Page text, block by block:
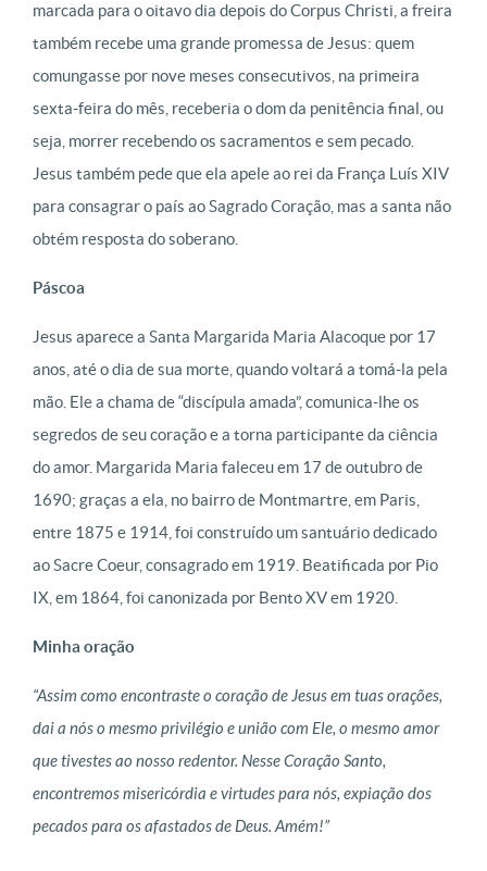
marcada para o oitavo dia depois do Corpus Christi, a freira
também recebe uma grande promessa de Jesus: quem
comungasse por nove meses consecutivos, na primeira
sexta-feira do mês, receberia o dom da penitência final, ou
seja, morrer recebendo os sacramentos e sem pecado.
Jesus também pede que ela apele ao rei da França Luís XIV
para consagrar o país ao Sagrado Coração, mas a santa não
obtém resposta do soberano.
Páscoa
Jesus aparece a Santa Margarida Maria Alacoque por 17
anos, até o dia de sua morte, quando voltará a tomá-la pela
mão. Ele a chama de “discípula amada”, comunica-lhe os
segredos de seu coração e a torna participante da ciência
do amor. Margarida Maria faleceu em 17 de outubro de
1690; graças a ela, no bairro de Montmartre, em Paris,
entre 1875 e 1914, foi construído um santuário dedicado
ao Sacre Coeur, consagrado em 1919. Beatificada por Pio
IX, em 1864, foi canonizada por Bento XV em 1920.
Minha oração
“Assim como encontraste o coração de Jesus em tuas orações,
dai a nós o mesmo privilégio e união com Ele, o mesmo amor
que tivestes ao nosso redentor. Nesse Coração Santo,
encontremos misericórdia e virtudes para nós, expiação dos
pecados para os afastados de Deus. Amém!”